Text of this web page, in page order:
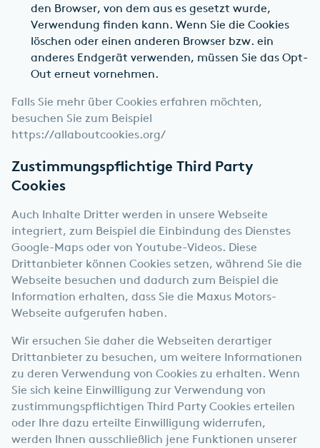
den Browser, von dem aus es gesetzt wurde,
Verwendung finden kann. Wenn Sie die Cookies
löschen oder einen anderen Browser bzw. ein
anderes Endgerät verwenden, müssen Sie das Opt-
Out erneut vornehmen.
Falls Sie mehr über Cookies erfahren möchten,
besuchen Sie zum Beispiel
https://allaboutcookies.org/
Zustimmungspflichtige Third Party
Cookies
Auch Inhalte Dritter werden in unsere Webseite
integriert, zum Beispiel die Einbindung des Dienstes
Google-Maps oder von Youtube-Videos. Diese
Drittanbieter können Cookies setzen, während Sie die
Webseite besuchen und dadurch zum Beispiel die
Information erhalten, dass Sie die Maxus Motors-
Webseite aufgerufen haben.
Wir ersuchen Sie daher die Webseiten derartiger
Drittanbieter zu besuchen, um weitere Informationen
zu deren Verwendung von Cookies zu erhalten. Wenn
Sie sich keine Einwilligung zur Verwendung von
zustimmungspflichtigen Third Party Cookies erteilen
oder Ihre dazu erteilte Einwilligung widerrufen,
werden Ihnen ausschließlich jene Funktionen unserer